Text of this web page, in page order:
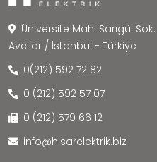
Üniversite Mah. Sarıgül
Avcılar / İstanbul - Türkiye
0(212) 592 72 82
0 (212) 592 57 07
0 (212) 579 66 12
info@hisarelektrik.biz